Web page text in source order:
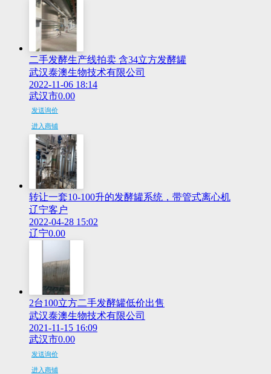
二手发酵生产线拍卖 含34立方发酵罐
武汉泰澳生物技术有限公司
2022-11-06 18:14
武汉市0.00
发送询价
进入商铺
转让一套10-100升的发酵罐系统，带管式离心机
辽宁客户
2022-04-28 15:02
辽宁0.00
2台100立方二手发酵罐低价出售
武汉泰澳生物技术有限公司
2021-11-15 16:09
武汉市0.00
发送询价
进入商铺